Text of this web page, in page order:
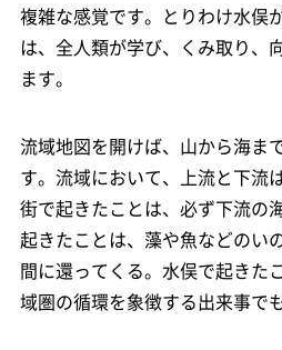
複雑な感覚です。とりわけ水俣
は、全人類が学び、くみ取り、
ます。
流域地図を開けば、山から海ま
す。流域において、上流と下流
街で起きたことは、必ず下流の
起きたことは、藻や魚などのい
間に還ってくる。水俣で起きた
域圏の循環を象徴する出来事で